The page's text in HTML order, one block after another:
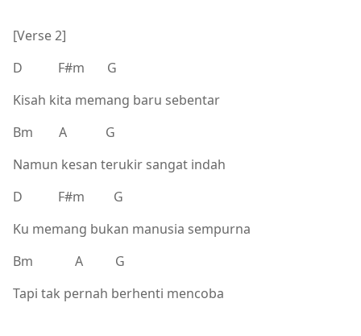
[Verse 2]
D F#m G
Kisah kita memang baru sebentar
Bm A G
Namun kesan terukir sangat indah
D F#m G
Ku memang bukan manusia sempurna
Bm A G
Tapi tak pernah berhenti mencoba